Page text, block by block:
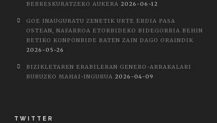
BERRESKURATZEKO AUKERA 2026-06-12
GOE INAUGURATU ZENETIK URTE ERDIA PASA
OSTEAN, NAFARROA ETORBIDEKO BIDEGORRIA BEHIN
BETIKO KONPONBIDE BATEN ZAIN DAGO ORAINDIK
2026-05-26
BIZIKLETAREN ERABILERAN GENERO-ARRAKALARI
BURUZKO MAHAI-INGURUA 2026-04-09
TWITTER